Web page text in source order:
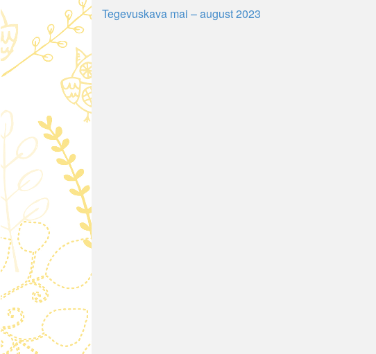
Tegevuskava mai – august 2023